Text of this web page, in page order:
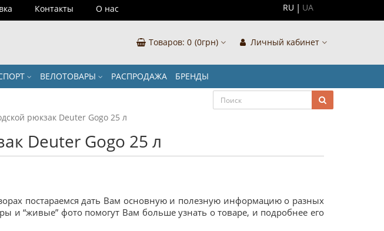
Контакты О нас RU UA
(0грн)
Товаров: 0 Личный кабинет
ВЕЛОТОВАРЫ РАСПРОДАЖА БРЕНДЫ
рюкзак Deuter Gogo 25 л
Deuter Gogo 25 л
постараемся дать Вам основную и полезную информацию о разных
и “живые” фото помогут Вам больше узнать о товаре, и подробнее его